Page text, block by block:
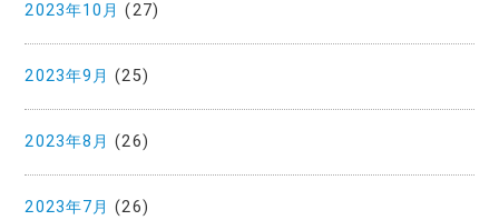
2023年10月 (27)
2023年9月 (25)
2023年8月 (26)
2023年7月 (26)